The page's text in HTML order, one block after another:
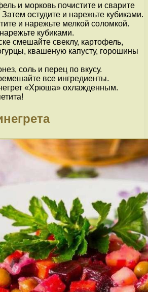
и морковь почистите и сварите
Затем остудите и нарежьте кубиками.
и нарежьте мелкой соломкой.
кубиками.
смешайте свеклу, картофель,
квашеную капусту, горошины
соль и перец по вкусу.
все ингредиенты.
«Хрюша» охлажденным.